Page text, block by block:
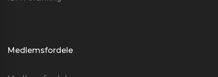
Medlemsfordele